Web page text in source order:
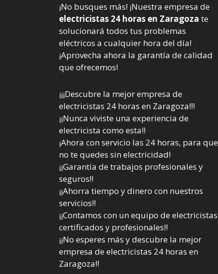
¡No busques más! ¡Nuestra empresa de
electricistas 24 horas en Zaragoza te
solucionará todos tus problemas
eléctricos a cualquier hora del día!
¡Aprovecha ahora la garantía de calidad
que ofrecemos!
¡¡¡Descubre la mejor empresa de
electricistas 24 horas en Zaragoza!!!
¡¡Nunca viviste una experiencia de
electricista como esta!!
¡Ahora con servicio las 24 horas, para que
no te quedes sin electricidad!
¡¡Garantía de trabajos profesionales y
seguros!!
¡¡Ahorra tiempo y dinero con nuestros
servicios!!
¡¡Contamos con un equipo de electricistas
certificados y profesionales!!
¡¡No esperes más y descubre la mejor
empresa de electricistas 24 horas en
Zaragoza!!